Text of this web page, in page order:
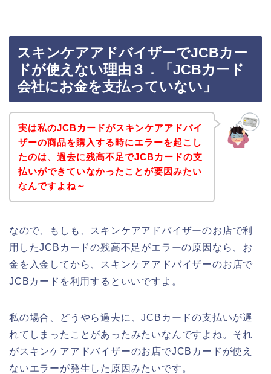
スキンケアアドバイザーでJCBカー
ドが使えない理由３．「JCBカード
会社にお金を支払っていない」
実は私のJCBカードがスキンケアアドバイ
ザーの商品を購入する時にエラーを起こし
たのは、過去に残高不足でJCBカードの支
払いができていなかったことが要因みたい
なんですよね～
なので、もしも、スキンケアアドバイザーのお店で利
用したJCBカードの残高不足がエラーの原因なら、お
金を入金してから、スキンケアアドバイザーのお店で
JCBカードを利用するといいですよ。
私の場合、どうやら過去に、JCBカードの支払いが遅
れてしまったことがあったみたいなんですよね。それ
がスキンケアアドバイザーのお店でJCBカードが使え
ないエラーが発生した原因みたいです。